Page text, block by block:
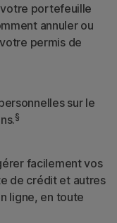
portefeuille
annuler ou
permis de
sur le
§
facilement vos
de crédit et autres
ligne, en toute